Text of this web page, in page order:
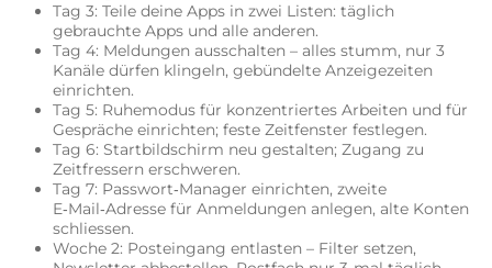
Tag 3: Teile deine Apps in zwei Listen: täglich
gebrauchte Apps und alle anderen.
Tag 4: Meldungen ausschalten – alles stumm, nur 3
Kanäle dürfen klingeln, gebündelte Anzeigezeiten
einrichten.
Tag 5: Ruhemodus für konzentriertes Arbeiten und für
Gespräche einrichten; feste Zeitfenster festlegen.
Tag 6: Startbildschirm neu gestalten; Zugang zu
Zeitfressern erschweren.
Tag 7: Passwort‑Manager einrichten, zweite
E‑Mail‑Adresse für Anmeldungen anlegen, alte Konten
schliessen.
Woche 2: Posteingang entlasten – Filter setzen,